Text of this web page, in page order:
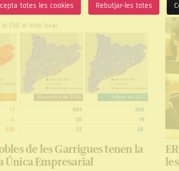
de les Garrigues tenen la
Única Empresarial
Fa 9
totes les cookies Rebutjar-les totes